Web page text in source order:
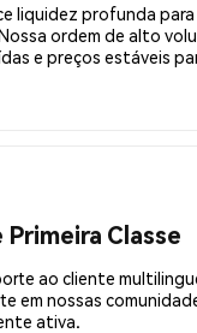
liquidez profunda
ordem de alto
e preços estáveis
Classe
ao cliente
em nossas
ativa.